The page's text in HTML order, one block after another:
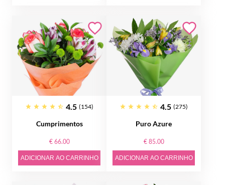
4.5 (154)
Cumprimentos
€ 66.00
ADICIONAR AO CARRINHO
4.5 (275)
Puro Azure
€ 85.00
ADICIONAR AO CARRINHO